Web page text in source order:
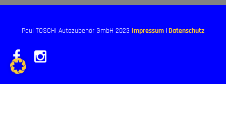
Paul TOSCHI Autozubehör GmbH 2023 Impressum |Datenschutz